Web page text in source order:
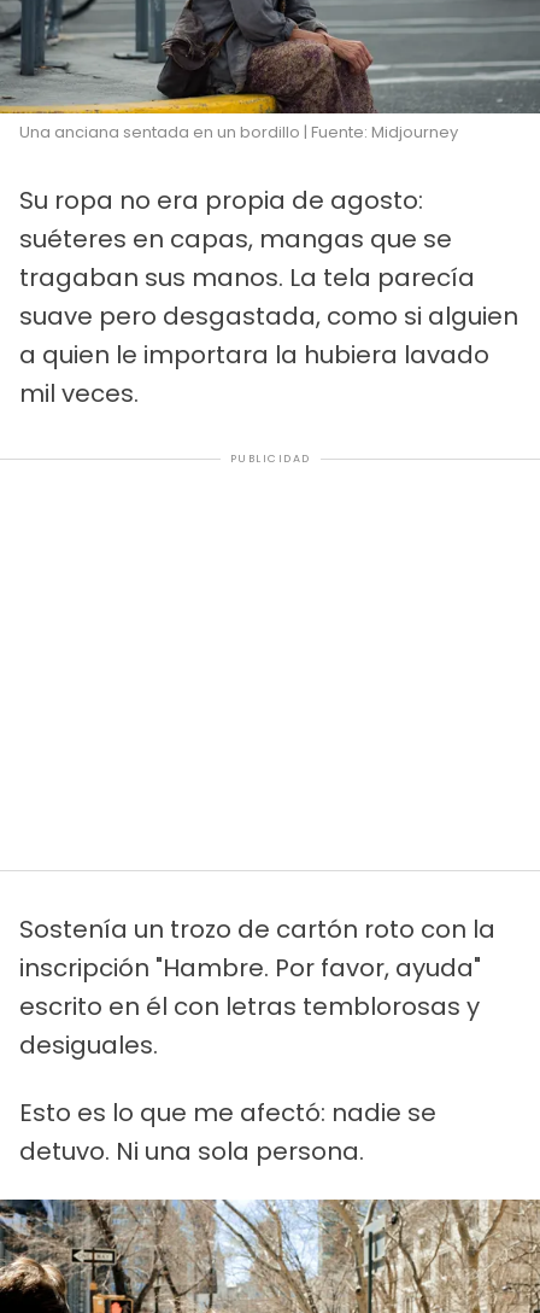
Una anciana sentada en un bordillo | Fuente: Midjourney
Su ropa no era propia de agosto:
suéteres en capas, mangas que se
tragaban sus manos. La tela parecía
suave pero desgastada, como si alguien
a quien le importara la hubiera lavado
mil veces.
PUBLICIDAD
Sostenía un trozo de cartón roto con la
inscripción "Hambre. Por favor, ayuda"
escrito en él con letras temblorosas y
desiguales.
Esto es lo que me afectó: nadie se
detuvo. Ni una sola persona.